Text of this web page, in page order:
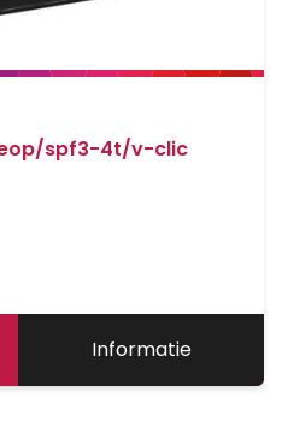
spf3-4t/v-clic
Informatie